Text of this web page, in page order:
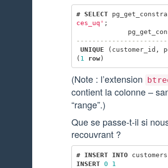
# SELECT
ces_uq' ;
UNIQUE
( customer_id ,
( 1 row)
(Note : l’extension
contient la colonne –
“range”.)
Que se passe-t-il si
recouvrant ?
# INSERT INTO customers
INSERT 0
1